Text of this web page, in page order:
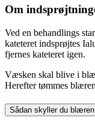
Om
Ved en behandlings
kateteret indsprøjtes
fjernes kateteret igen.
Væsken skal blive i
Herefter tømmes
Sådan skyller du